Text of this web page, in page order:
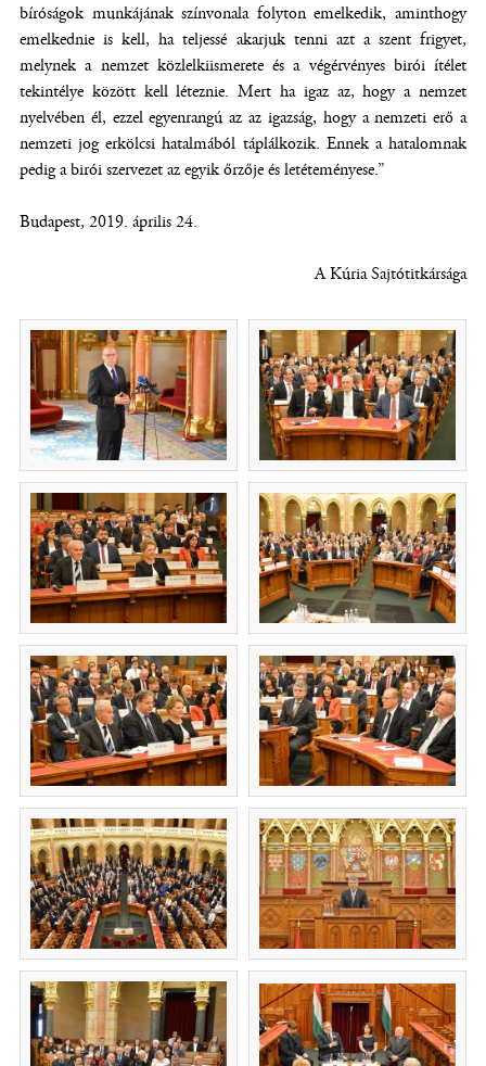
bíróságok munkájának színvonala folyton emelkedik, aminthogy
emelkednie is kell, ha teljessé akarjuk tenni azt a szent frigyet,
melynek a nemzet közlelkiismerete és a végérvényes birói ítélet
tekintélye között kell léteznie. Mert ha igaz az, hogy a nemzet
nyelvében él, ezzel egyenrangú az az igazság, hogy a nemzeti erő a
nemzeti jog erkölcsi hatalmából táplálkozik. Ennek a hatalomnak
pedig a birói szervezet az egyik őrzője és letéteményese.”
Budapest, 2019. április 24.
A Kúria Sajtótitkársága
(új ablakban nyílik meg)
(új ablakban nyílik meg)
(új ablakban nyílik meg)
(új ablakban nyílik meg)
(új ablakban nyílik meg)